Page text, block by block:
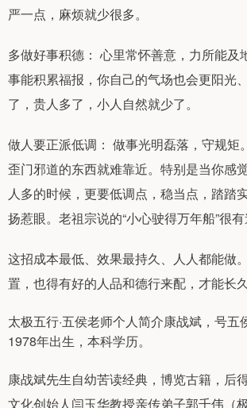
严一点，麻烦就少很多。
多做好事积德： 心里常怀善意，力所能及
事能积累福报，你自己的气场也会更阳光
了，贵人多了，小人自然就少了。
做人要正派低调： 做事光明磊落，守规矩
歪门邪道的东西就难靠近。特别是当你感
人多的时候，更要低调点，稳当点，踏踏
扬惹眼。老祖宗说的“小心驶得万年船”很有
这招成本最低、效果最持久、人人都能做
置，也得有好的人品和德行来配，才能长久
太极五行·五侯老师个人简介康战斌，号五
1978年出生，本科学历。
康战斌先生自幼苦读经典，博览古籍，后
文化创始人闫玉华教授亲传弟子郭千伟（